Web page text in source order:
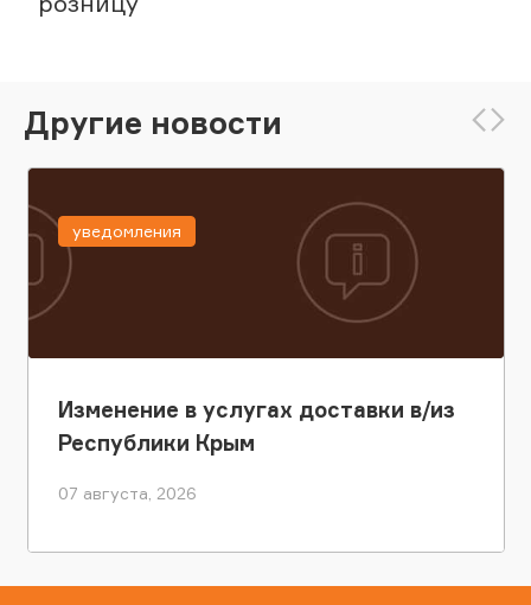
Другие новости
Изменение в услугах доставки в/из
Республики Крым
07 августа, 2026
уведомления